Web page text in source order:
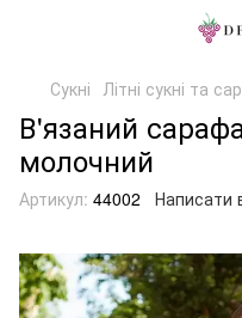
Сукні Літні сукні та
В'язаний
молочний
Артикул: 44002 Написати